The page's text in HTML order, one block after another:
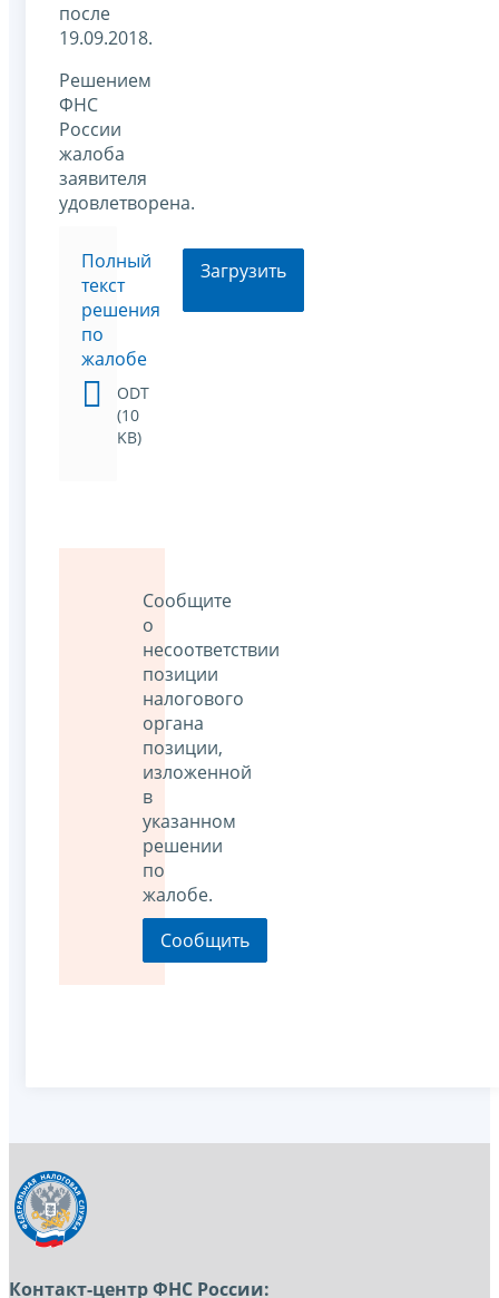
после
19.09.2018.
Решением
ФНС
России
жалоба
заявителя
удовлетворена.
Полный
текст
решения
по
жалобе
ODT
(10
KB)
Загрузить
Сообщите
о
несоответствии
позиции
налогового
органа
позиции,
изложенной
в
указанном
решении
по
жалобе.
Контакт-центр ФНС России: